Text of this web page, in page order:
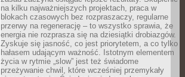
na kilku najważniejszych projektach, praca w
blokach czasowych bez rozpraszaczy, regularne
przerwy na regenerację – to wszystko sprawia, że
energia nie rozprasza się na dziesiątki drobiazgów.
Zyskuje się jasność, co jest priorytetem, a co tylko
hałasem udającym ważność. Istotnym elementem
życia w rytmie „slow” jest też świadome
przeżywanie chwil, które wcześniej przemykały